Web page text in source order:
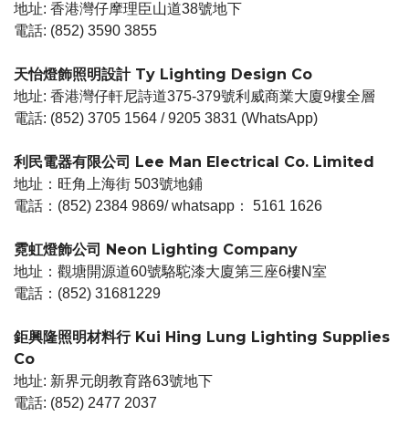
地址: 香港灣仔摩理臣山道38號地下
電話: (852) 3590 3855
天怡燈飾照明設計 Ty Lighting Design Co
地址: 香港灣仔軒尼詩道375-379號利威商業大廈9樓全層
電話: (852) 3705 1564 / 9205 3831 (WhatsApp)
利民電器有限公司 Lee Man Electrical Co. Limited
地址：旺角上海街 503號地鋪
電話：(852) 2384 9869/ whatsapp： 5161 1626
霓虹燈飾公司 Neon Lighting Company
地址：觀塘開源道60號駱駝漆大廈第三座6樓N室
電話：(852) 31681229
鉅興隆照明材料行 Kui Hing Lung Lighting Supplies
Co
地址: 新界元朗教育路63號地下
電話: (852) 2477 2037